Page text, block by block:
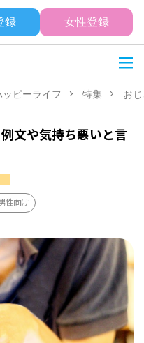
録 女性登録
ッピーライフ 特集 お
文や気持ち悪いと言
性向け